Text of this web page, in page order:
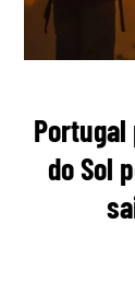
do Sol